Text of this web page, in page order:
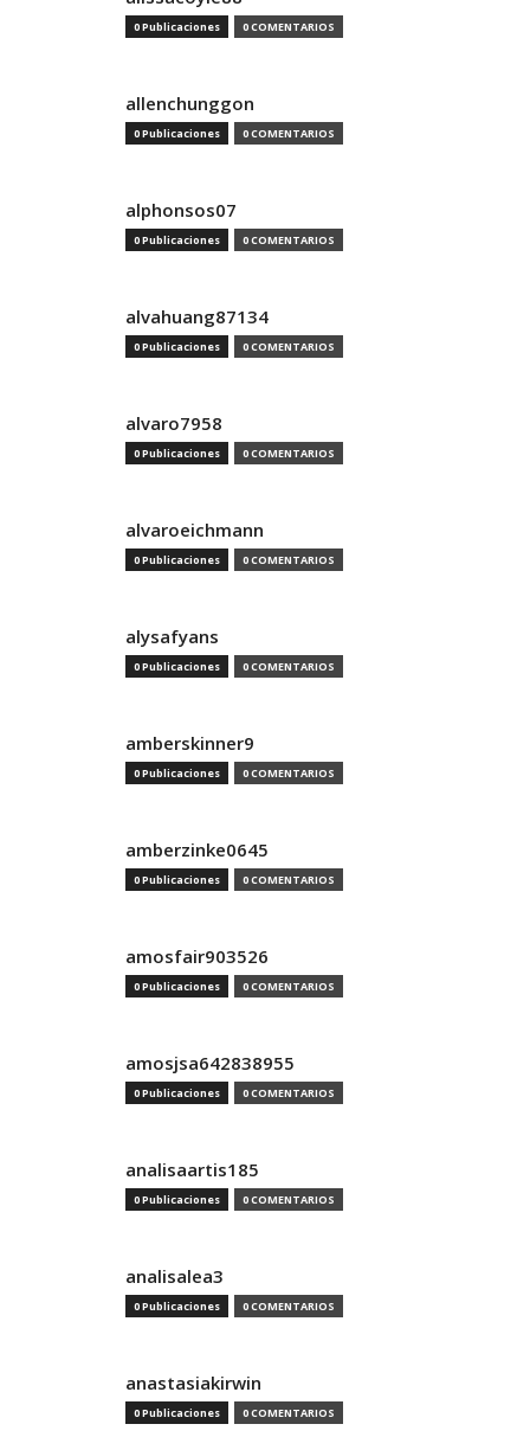
0 Publicaciones 0 COMENTARIOS
allenchunggon
0 Publicaciones 0 COMENTARIOS
alphonsos07
0 Publicaciones 0 COMENTARIOS
alvahuang87134
0 Publicaciones 0 COMENTARIOS
alvaro7958
0 Publicaciones 0 COMENTARIOS
alvaroeichmann
0 Publicaciones 0 COMENTARIOS
alysafyans
0 Publicaciones 0 COMENTARIOS
amberskinner9
0 Publicaciones 0 COMENTARIOS
amberzinke0645
0 Publicaciones 0 COMENTARIOS
amosfair903526
0 Publicaciones 0 COMENTARIOS
amosjsa642838955
0 Publicaciones 0 COMENTARIOS
analisaartis185
0 Publicaciones 0 COMENTARIOS
analisalea3
0 Publicaciones 0 COMENTARIOS
anastasiakirwin
0 Publicaciones 0 COMENTARIOS